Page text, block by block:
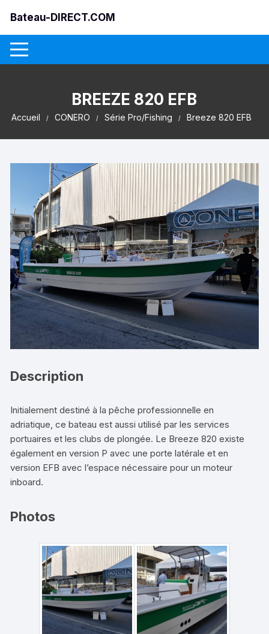
contenu
Bateau-DIRECT.COM
BREEZE 820 EFB
Accueil CONERO Série Pro/Fishing Breeze 820 EFB
Description
Initialement destiné à la pêche professionnelle en
adriatique, ce bateau est aussi utilisé par les services
portuaires et les clubs de plongée. Le Breeze 820 existe
également en version P avec une porte latérale et en
version EFB avec l’espace nécessaire pour un moteur
inboard.
Photos